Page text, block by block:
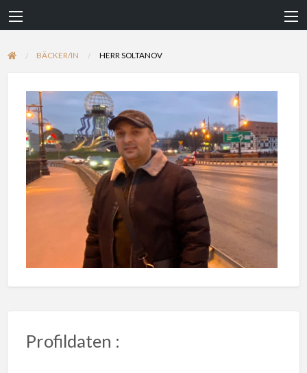
BÄCKER/IN HERR SOLTANOV
Profildaten :